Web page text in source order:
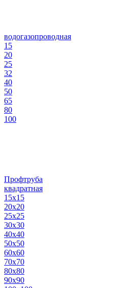
водогазопроводная
15
20
25
32
40
50
65
80
100
Профтруба
квадратная
15х15
20х20
25х25
30х30
40х40
50х50
60х60
70х70
80х80
90х90